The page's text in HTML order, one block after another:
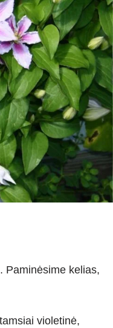
Paminėsime kelias,
violetinė,